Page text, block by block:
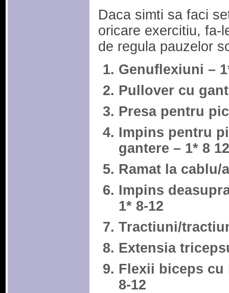
Daca simti sa faci
oricare exercitiu, fa-
de regula pauzelor
Genuflexiuni –
Pullover cu
Presa pentru
Impins pentru
gantere – 1* 8 12
Ramat la cablu/
Impins
1* 8-12
Tractiuni/
Extensia
Flexii biceps cu
8-12